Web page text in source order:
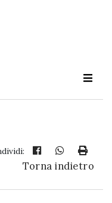
Torna indietro